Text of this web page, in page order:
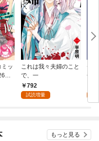
ミッ
年9
これは我々夫婦のこと
で、一
792
試読増量
チ
冊
もっと見る